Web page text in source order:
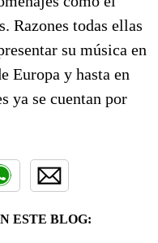
Razones todas ellas
su música en
Europa y hasta en
ya se cuentan por
ESTE BLOG: